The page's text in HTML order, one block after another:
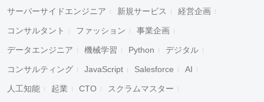
サーバーサイドエンジニア 新規サービス 経営企画
コンサルタント ファッション 事業企画
データエンジニア 機械学習 Python デジタル
コンサルティング JavaScript Salesforce AI
人工知能 起業 CTO スクラムマスター